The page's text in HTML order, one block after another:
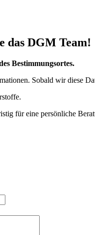
das DGM Team!
Bestimmungsortes.
Sobald wir diese
für eine persönliche